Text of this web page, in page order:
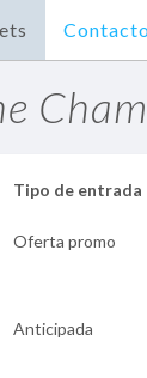
Contacto
Tipo de entrada
Oferta promo
Anticipada